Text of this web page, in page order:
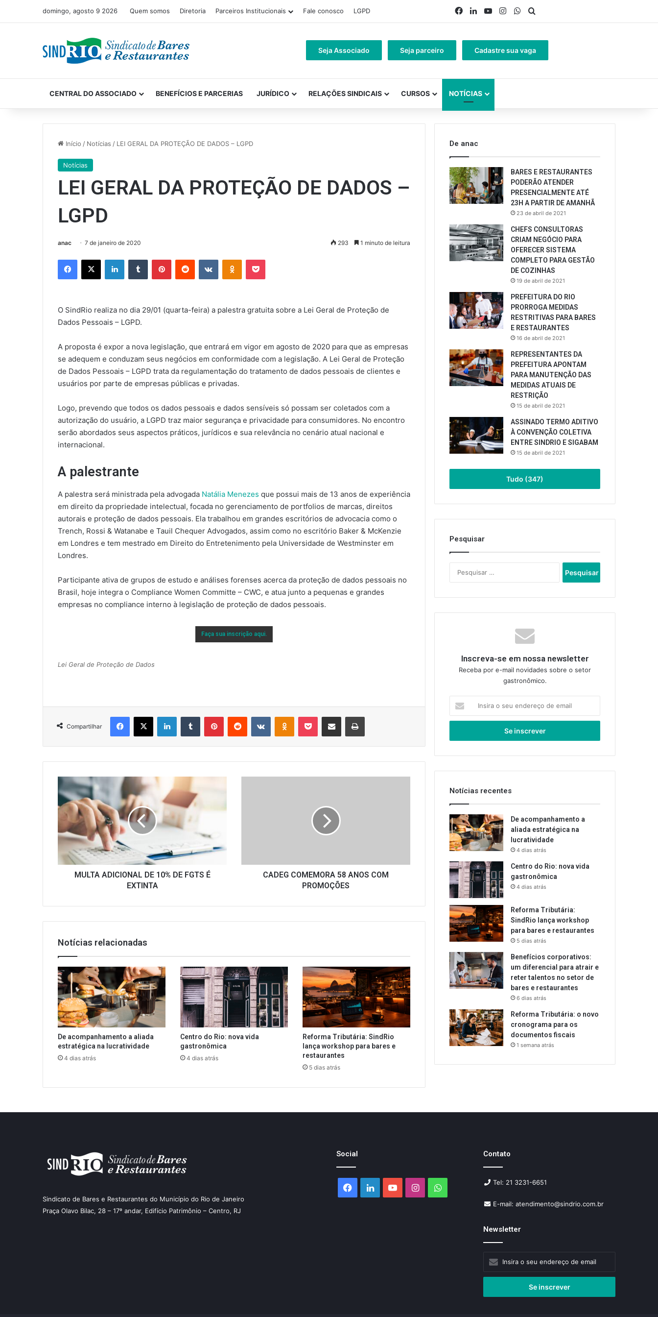
domingo, agosto 9 2026 Quem somos Diretoria Parceiros Institucionais Fale conosco LGPD Facebook
LinkedinYouTubeInstagram
WhatsApp
Seja Associado Seja parceiro Cadastre sua vaga
CENTRAL DO ASSOCIADO BENEFÍCIOS E PARCERIAS JURÍDICO RELAÇÕES SINDICAIS CURSOS NOTÍCIAS
Início / Notícias / LEI GERAL DA PROTEÇÃO DE DADOS – LGPD
Notícias
LEI GERAL DA PROTEÇÃO DE DADOS –
LGPD
anac 7 de janeiro de 2020 293 1 minuto de leitura
Facebook
X LinkedinTumblr PinterestReddit VK OK Pocket
O SindRio realiza no dia 29/01 (quarta-feira) a palestra gratuita sobre a Lei Geral de Proteção de
Dados Pessoais – LGPD.
A proposta é expor a nova legislação, que entrará em vigor em agosto de 2020 para que as empresas
se adequem e conduzam seus negócios em conformidade com a legislação. A Lei Geral de Proteção
de Dados Pessoais – LGPD trata da regulamentação do tratamento de dados pessoais de clientes e
usuários por parte de empresas públicas e privadas.
Logo, prevendo que todos os dados pessoais e dados sensíveis só possam ser coletados com a
autorização do usuário, a LGPD traz maior segurança e privacidade para consumidores. No encontro
serão abordados seus aspectos práticos, jurídicos e sua relevância no cenário atual nacional e
internacional.
A palestrante
A palestra será ministrada pela advogada Natália Menezes que possui mais de 13 anos de experiência
em direito da propriedade intelectual, focada no gerenciamento de portfolios de marcas, direitos
autorais e proteção de dados pessoais. Ela trabalhou em grandes escritórios de advocacia como o
Trench, Rossi & Watanabe e Tauil Chequer Advogados, assim como no escritório Baker & McKenzie
em Londres e tem mestrado em Direito do Entretenimento pela Universidade de Westminster em
Londres.
Participante ativa de grupos de estudo e análises forenses acerca da proteção de dados pessoais no
Brasil, hoje integra o Compliance Women Committe – CWC, e atua junto a pequenas e grandes
empresas no compliance interno à legislação de proteção de dados pessoais.
Faça sua inscrição aqui.
Lei Geral de Proteção de Dados
Compartilhar
Facebook
X LinkedinTumblr PinterestReddit VK OK Pocket Compartilhar via e-mail Imprimir
MULTA
ADICIONAL
DE
10%
DE
FGTS
É
EXTINTA
MULTA ADICIONAL DE 10% DE FGTS É
EXTINTA
CADEG COMEMORA 58 ANOS COM
PROMOÇÕES
Notícias relacionadas
De acompanhamento a aliada
estratégica na lucratividade
4 dias atrás
Centro do Rio: nova vida
gastronômica
4 dias atrás
Reforma Tributária: SindRio
lança workshop para bares e
restaurantes
5 dias atrás
De anac
BARES E RESTAURANTES
PODERÃO ATENDER
PRESENCIALMENTE ATÉ
23H A PARTIR DE AMANHÃ
23 de abril de 2021
CHEFS CONSULTORAS
CRIAM NEGÓCIO PARA
OFERECER SISTEMA
COMPLETO PARA GESTÃO
DE COZINHAS
19 de abril de 2021
PREFEITURA DO RIO
PRORROGA MEDIDAS
RESTRITIVAS PARA BARES
E RESTAURANTES
16 de abril de 2021
REPRESENTANTES DA
PREFEITURA APONTAM
PARA MANUTENÇÃO DAS
MEDIDAS ATUAIS DE
RESTRIÇÃO
15 de abril de 2021
ASSINADO TERMO ADITIVO
À CONVENÇÃO COLETIVA
ENTRE SINDRIO E SIGABAM
15 de abril de 2021
Tudo (347)
Pesquisar
por:
Inscreva-se em nossa newsletter
Receba por e-mail novidades sobre o setor
gastronômico.
seu
de
Notícias recentes
De acompanhamento a
aliada estratégica na
lucratividade
4 dias atrás
Centro do Rio: nova vida
gastronômica
4 dias atrás
Reforma Tributária:
SindRio lança workshop
para bares e restaurantes
5 dias atrás
Benefícios corporativos:
um diferencial para atrair e
reter talentos no setor de
bares e restaurantes
6 dias atrás
Reforma Tributária: o novo
cronograma para os
documentos fiscais
1 semana atrás
Sindicato de Bares e Restaurantes do Município do Rio de Janeiro
Praça Olavo Bilac, 28 – 17º andar, Edifício Patrimônio – Centro, RJ
Social
Facebook
LinkedinYouTubeInstagramWhatsApp
Contato
Tel: 21 3231-6651
E-mail: atendimento@sindrio.com.br
Newsletter
seu
de